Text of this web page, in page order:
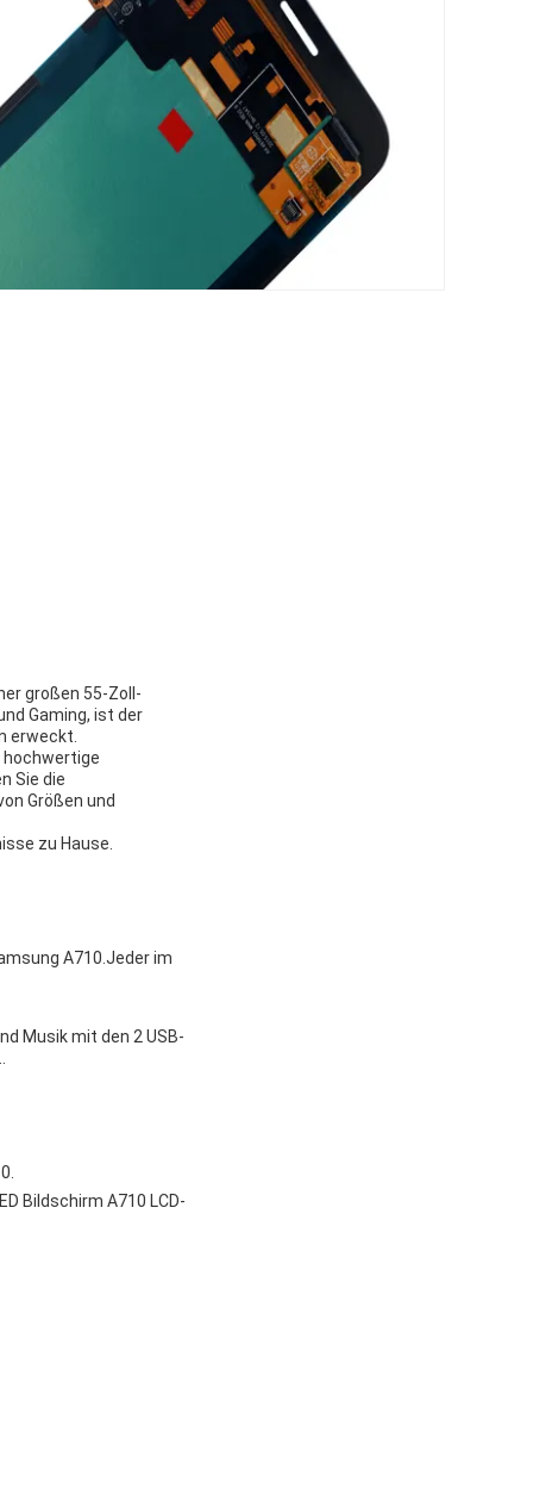
großen 55-Zoll-
Gaming, ist der
erweckt.
hochwertige
Sie die
Größen und
zu Hause.
A710.Jeder im
Musik mit den 2 USB-
Bildschirm A710 LCD-